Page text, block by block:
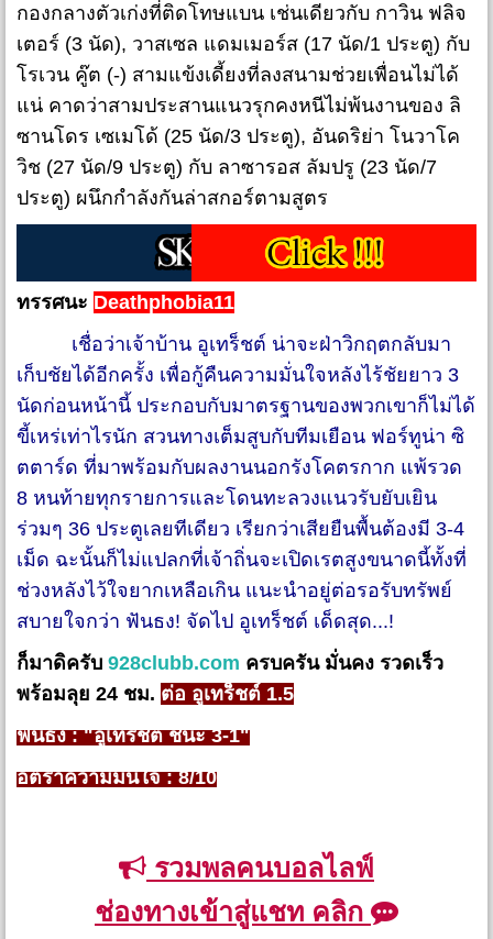
กองกลางตัวเก่งที่ติดโทษแบน เช่นเดียวกับ กาวิน ฟลิจ
เตอร์ (3 นัด), วาสเซล แดมเมอร์ส (17 นัด/1 ประตู) กับ
โรเวน คู๊ต (-) สามแข้งเดี้ยงที่ลงสนามช่วยเพื่อนไม่ได้
แน่ คาดว่าสามประสานแนวรุกคงหนีไม่พ้นงานของ ลิ
ซานโดร เซเมโด้ (25 นัด/3 ประตู), อันดริย่า โนวาโค
วิช (27 นัด/9 ประตู) กับ ลาซารอส ลัมปรู (23 นัด/7
ประตู) ผนึกกำลังกันล่าสกอร์ตามสูตร
ทรรศนะ Deathphobia11
เชื่อว่าเจ้าบ้าน อูเทร็ชต์ น่าจะฝ่าวิกฤตกลับมา
เก็บชัยได้อีกครั้ง เพื่อกู้คืนความมั่นใจหลังไร้ชัยยาว 3
นัดก่อนหน้านี้ ประกอบกับมาตรฐานของพวกเขาก็ไม่ได้
ขี้เหร่เท่าไรนัก สวนทางเต็มสูบกับทีมเยือน ฟอร์ทูน่า ซิ
ตตาร์ด ที่มาพร้อมกับผลงานนอกรังโคตรกาก แพ้รวด
8 หนท้ายทุกรายการและโดนทะลวงแนวรับยับเยิน
ร่วมๆ 36 ประตูเลยทีเดียว เรียกว่าเสียยืนพื้นต้องมี 3-4
เม็ด ฉะนั้นก็ไม่แปลกที่เจ้าถิ่นจะเปิดเรตสูงขนาดนี้ทั้งที่
ช่วงหลังไว้ใจยากเหลือเกิน แนะนำอยู่ต่อรอรับทรัพย์
สบายใจกว่า ฟันธง! จัดไป อูเทร็ชต์ เด็ดสุด...!
ก็มาดิครับ 928clubb.com ครบครัน มั่นคง รวดเร็ว
พร้อมลุย 24 ชม. ต่อ อูเทร็ชต์ 1.5
ฟันธง : "อูเทร็ชต์ ชนะ 3-1"
อัตราความมั่นใจ : 8/10
รวมพลคนบอลไลฟ์
ช่องทางเข้าสู่แชท คลิก